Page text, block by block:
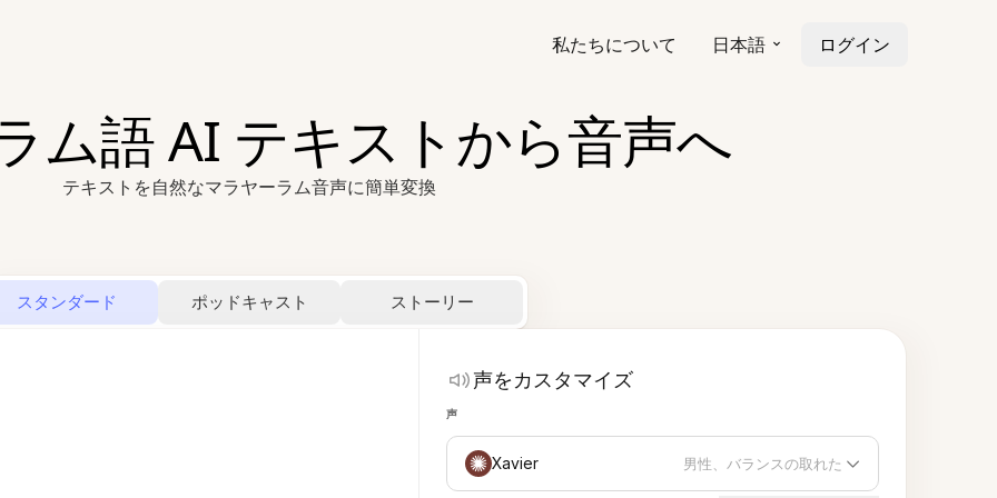
私たちについて 日本語 ログイン
ム語 AI テキストから音声へ
テキストを自然なマラヤーラム音声に簡単変換
スタンダード ポッドキャスト ストーリー
声をカスタマイズ
声
Xavier 男性、バランスの取れた